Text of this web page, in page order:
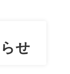
せ